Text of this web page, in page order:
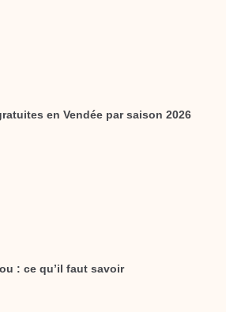
en Vendée par saison 2026
: ce qu’il faut savoir